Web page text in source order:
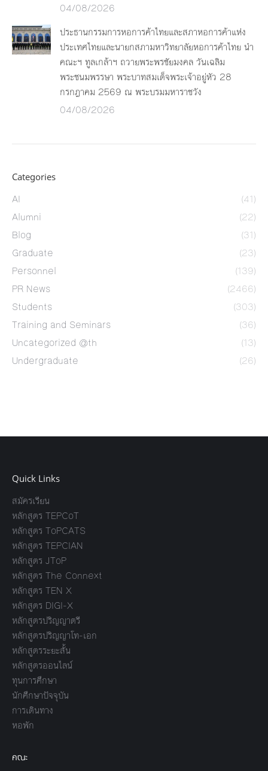
04/08/2026
ประธานกรรมการหอการค้าไทยและสภาหอการค้าแห่ง
ประเทศไทยและนายกสภามหาวิทยาลัยหอการค้าไทย นำ
คณะฯ ทูลเกล้าฯ ถวายพระพรชัยมงคล วันเฉลิม
พระชนมพรรษา พระบาทสมเด็จพระเจ้าอยู่หัว 28
กรกฎาคม 2569 ณ พระบรมมหาราชวัง
04/08/2026
Categories
AI
(41)
Alumni
(22)
Blog
(31)
Graduate
(23)
Personnel
(139)
PR News
(2466)
Students
(303)
Training and Seminars
(36)
Uncategorized @th
(13)
Undergraduate
(26)
Quick Links
สมัครเรียน
หลักสูตร TEPCoT
หลักสูตร ToPCATS
หลักสูตร TEPCIAN
หลักสูตร JToP
หลักสูตร The Connext
หลักสูตร TEN X
หลักสูตร DIGI-X
หลักสูตรปริญญาตรี
หลักสูตรปริญญาโท-เอก
หลักสูตรระยะสั้น
หลักสูตรออนไลน์
ทุนการศึกษา
นักศึกษาปัจจุบัน
การเดินทาง
หอพัก
คณะ